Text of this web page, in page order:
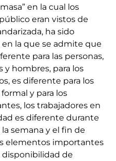
en la cual los
eran vistos de
ha sido
la que se admite que
para las personas,
y hombres, para los
es diferente para los
y para los
los trabajadores en
es diferente durante
semana y el fin de
elementos importantes
disponibilidad de